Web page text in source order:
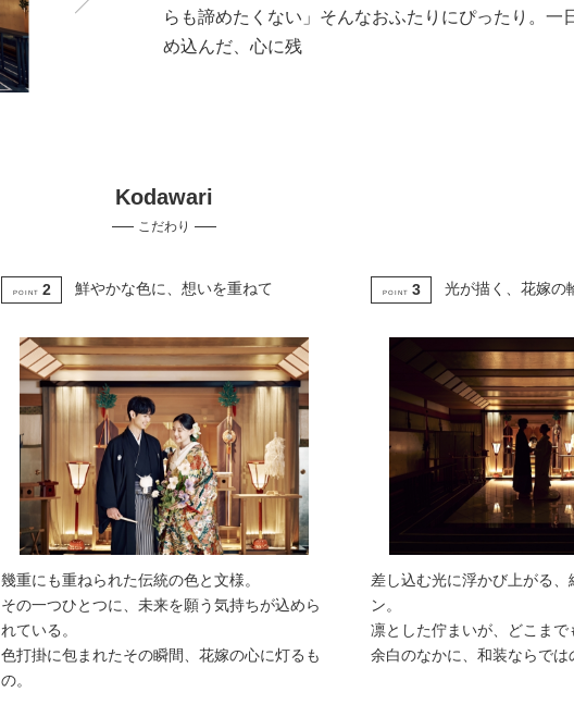
らも諦めたくない」そんなおふたりにぴったり。一
め込んだ、心に残
Kodawari
こだわり
POINT 2 鮮やかな色に、想いを重ねて
幾重にも重ねられた伝統の色と文様。
その一つひとつに、未来を願う気持ちが込めら
れている。
色打掛に包まれたその瞬間、花嫁の心に灯るも
の。
POINT 3 光が描く、花嫁の
差し込む光に浮かび上がる、
ン。
凛とした佇まいが、どこまで
余白のなかに、和装ならでは